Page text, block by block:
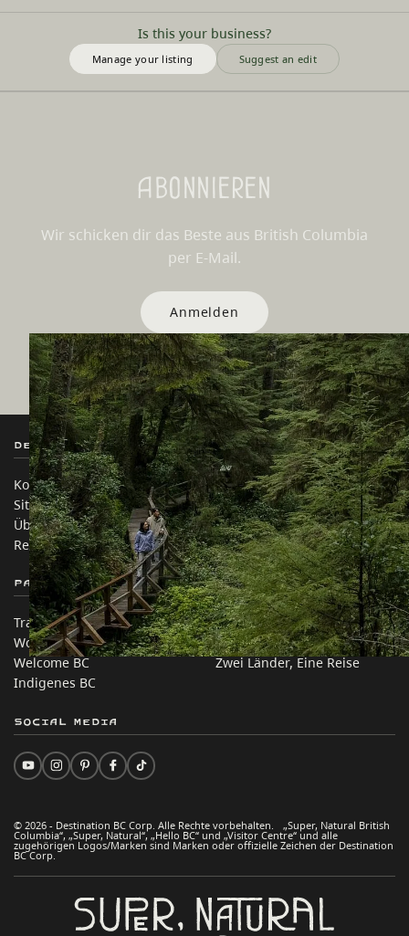
Is this your business?
Manage your listing Suggest an edit
Abonnieren
Wir schicken dir das Beste aus British Columbia
per E-Mail.
Anmelden
Destination BC
Kontakt
Sitemap
Über uns
Rechtliches & Richtlinien
Unsere Websites
Reisebranche
Medien
Unternehmen
简体中文 – China
Partnerseiten
Trade & Invest BC
Work BC
Welcome BC
Indigenes BC
Auf dieser Website
Reisevorschläge
Praktische Tipps
Zwei Länder, Eine Reise
© 2026 - Destination BC Corp. Alle Rechte vorbehalten. „Super, Natural British
Columbia“, „Super, Natural“, „Hello BC“ und „Visitor Centre“ und alle
zugehörigen Logos/Marken sind Marken oder offizielle Zeichen der Destination
BC Corp.
Social Media